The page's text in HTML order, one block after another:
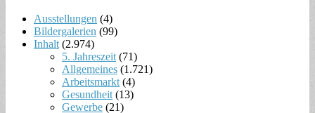
Ausstellungen (4)
Bildergalerien (99)
Inhalt (2.974)
5. Jahreszeit (71)
Allgemeines (1.721)
Arbeitsmarkt (4)
Gesundheit (13)
Gewerbe (21)